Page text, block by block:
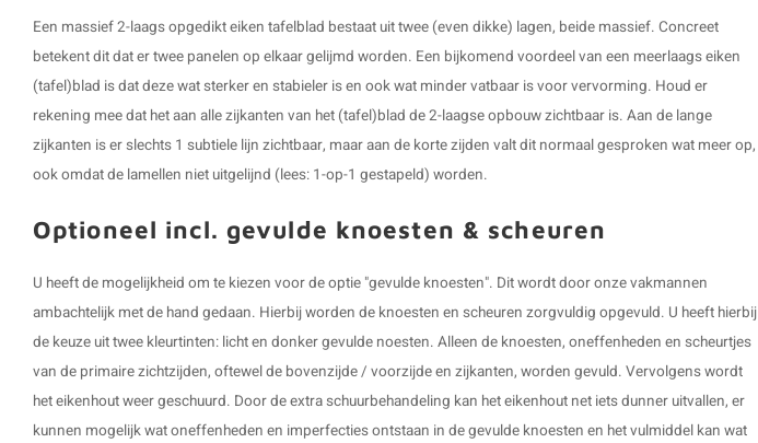
Een massief 2-laags opgedikt eiken tafelblad bestaat uit twee (even dikke) lagen, beide massief. Concreet
betekent dit dat er twee panelen op elkaar gelijmd worden. Een bijkomend voordeel van een meerlaags eiken
(tafel)blad is dat deze wat sterker en stabieler is en ook wat minder vatbaar is voor vervorming. Houd er
rekening mee dat het aan alle zijkanten van het (tafel)blad de 2-laagse opbouw zichtbaar is. Aan de lange
zijkanten is er slechts 1 subtiele lijn zichtbaar, maar aan de korte zijden valt dit normaal gesproken wat meer op,
ook omdat de lamellen niet uitgelijnd (lees: 1-op-1 gestapeld) worden.
Optioneel incl. gevulde knoesten & scheuren
U heeft de mogelijkheid om te kiezen voor de optie "gevulde knoesten". Dit wordt door onze vakmannen
ambachtelijk met de hand gedaan. Hierbij worden de knoesten en scheuren zorgvuldig opgevuld. U heeft hierbij
de keuze uit twee kleurtinten: licht en donker gevulde noesten. Alleen de knoesten, oneffenheden en scheurtjes
van de primaire zichtzijden, oftewel de bovenzijde / voorzijde en zijkanten, worden gevuld. Vervolgens wordt
het eikenhout weer geschuurd. Door de extra schuurbehandeling kan het eikenhout net iets dunner uitvallen, er
kunnen mogelijk wat oneffenheden en imperfecties ontstaan in de gevulde knoesten en het vulmiddel kan wat